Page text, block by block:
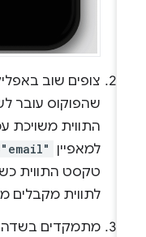
צופים שוב
שהפוקוס עובר
התווית משויכת
למאפיין
טקסט התווית
לתווית מקבלים
מתמקדים בשדה